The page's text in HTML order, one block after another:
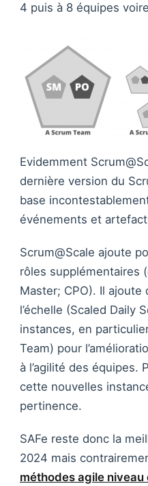
4 puis à 8 équipes
Evidemment
dernière version du
base
événements et
Scrum@Scale ajoute
rôles supplémentaires
Master; CPO). Il
l’échelle (Scaled Daily
instances, en
Team) pour
à l’agilité des équipes.
cette nouvelles
pertinence.
SAFe reste donc la
2024 mais
méthodes agile niveau